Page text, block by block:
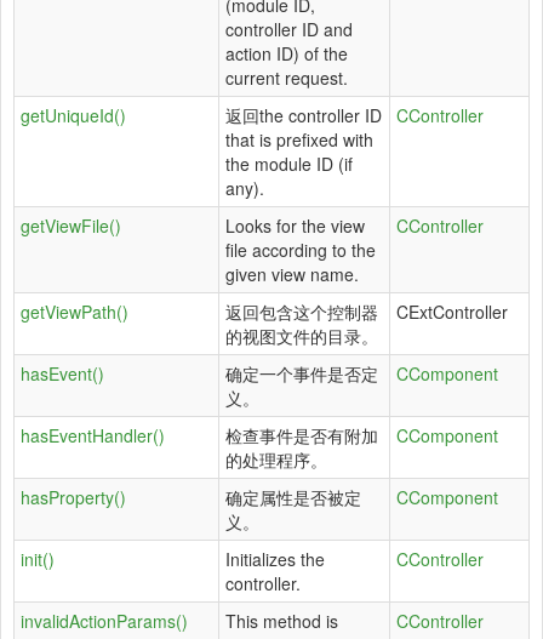
(module ID,
controller ID and
action ID) of the
current request.
getUniqueId()
返回the controller ID
that is prefixed with
the module ID (if
any).
CController
getViewFile()
Looks for the view
file according to the
given view name.
CController
getViewPath()
返回包含这个控制器
的视图文件的目录。
CExtController
hasEvent()
确定一个事件是否定
义。
CComponent
hasEventHandler()
检查事件是否有附加
的处理程序。
CComponent
hasProperty()
确定属性是否被定
义。
CComponent
init()
Initializes the
controller.
CController
invalidActionParams()
This method is
CController